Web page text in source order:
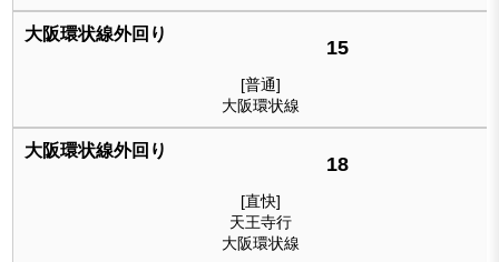
15
[普通]
大阪環状線
18
[直快]
天王寺行
大阪環状線